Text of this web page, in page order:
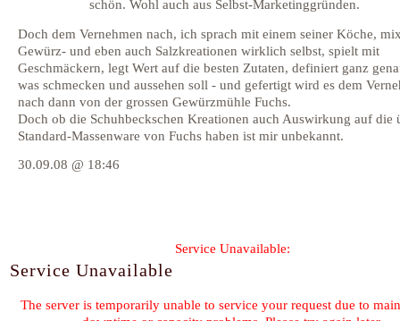
schön. Wohl auch aus Selbst-Marketinggründen.
Doch dem Vernehmen nach, ich sprach mit einem seiner Köche,
Gewürz- und eben auch Salzkreationen wirklich selbst, spielt mit
Geschmäckern, legt Wert auf die besten Zutaten, definiert ganz
was schmecken und aussehen soll - und gefertigt wird es dem
nach dann von der grossen Gewürzmühle Fuchs.
Doch ob die Schuhbeckschen Kreationen auch Auswirkung auf die
Standard-Massenware von Fuchs haben ist mir unbekannt.
30.09.08 @ 18:46
Formular wird geladen...
Kommentar-Feed für diesen Eintrag